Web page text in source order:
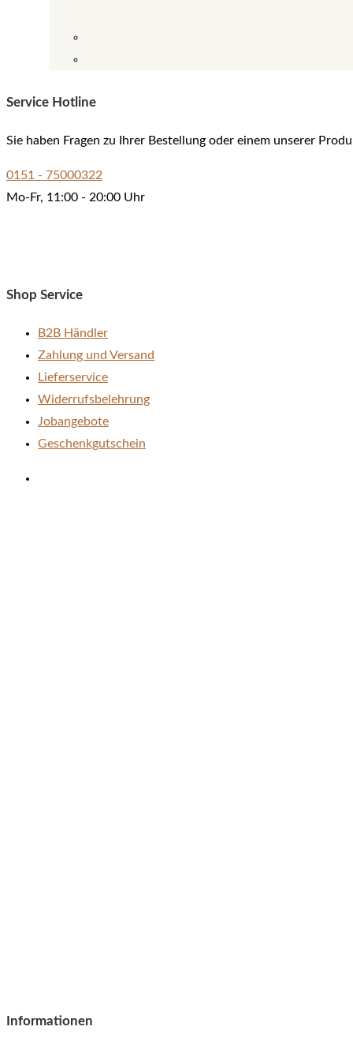
Service Hotline
Sie haben Fragen zu Ihrer Bestellung oder einem unserer
0151 - 75000322
Mo-Fr, 11:00 - 20:00 Uhr
Shop Service
B2B Händler
Zahlung und Versand
Lieferservice
Widerrufsbelehrung
Jobangebote
Geschenkgutschein
Informationen